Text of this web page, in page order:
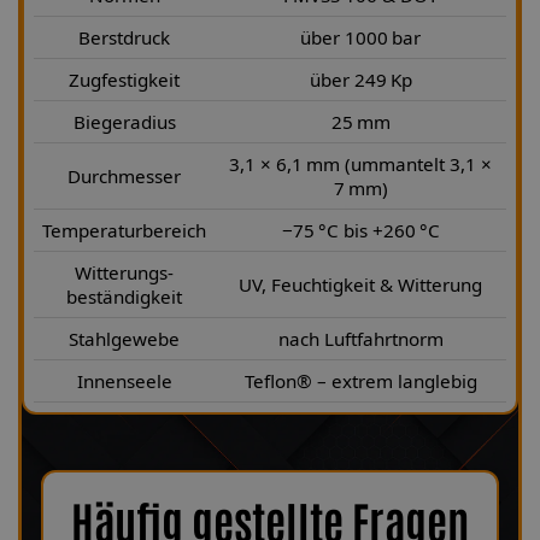
Berstdruck
über 1000 bar
Zugfestigkeit
über 249 Kp
Biegeradius
25 mm
Durchmesser
3,1 × 6,1 mm (ummantelt 3,1 ×
7 mm)
Temperaturbereich
−75 °C bis +260 °C
Witterungs-
beständigkeit
UV, Feuchtigkeit & Witterung
Stahlgewebe
nach Luftfahrtnorm
Innenseele
Teflon® – extrem langlebig
Häufig gestellte Fragen